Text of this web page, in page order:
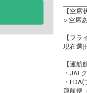
【空席
○:空席
【フラ
現在選
【運航
・JAL
・
運航便